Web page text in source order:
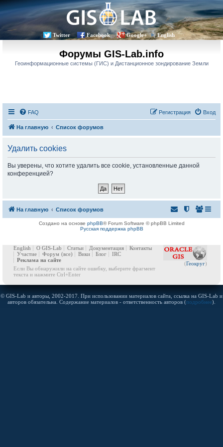
Twitter Facebook Google+ English
Форумы GIS-Lab.info
Геоинформационные системы (ГИС) и Дистанционное зондирование Земли
FAQ Вход
Регистрация
На главную Список форумов
Удалить cookies
Вы уверены, что хотите удалить все cookie, установленные данной
конференцией?
На главную Список форумов
Создано на основе phpBB® Forum Software © phpBB Limited
Русская поддержка phpBB
(Геокруг)
English О GIS-Lab Статьи Документация
Контакты
Участие
Форум (все) Вики Блог
IRC
Реклама на сайте
Если Вы обнаружили на сайте ошибку, выберите фрагмент
текста и нажмите Ctrl+Enter
© GIS-Lab и авторы, 2002-2017. При использовании материалов сайта, ссылка на GIS-Lab и
авторов обязательна. Содержание материалов - ответственность авторов (подробнее).